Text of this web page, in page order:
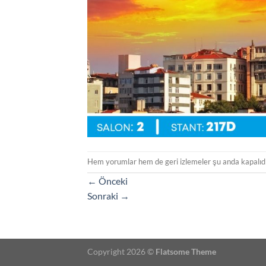
Hem yorumlar hem de geri izlemeler şu anda
← Önceki
Sonraki →
Copyright 2026 © Flatsome Theme